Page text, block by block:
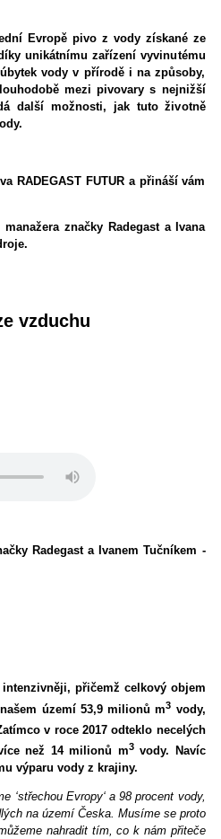
Evropě pivo z vody získané ze
unikátnímu zařízení vyvinutému
vody v přírodě i na způsoby,
mezi pivovary s nejnižší
další možnosti, jak tuto životně
RADEGAST FUTUR a přináší vám
značky Radegast a Ivana
vzduchu
Radegast a Ivanem Tučníkem -
přičemž celkový objem
území 53,9 milionů m3 vody,
v roce 2017 odteklo necelých
než 14 milionů m3vody. Navíc
výparu vody z krajiny.
‘střechou Evropy‘ a 98 procent vody,
na území Česka. Musíme se proto
nahradit tím, co k nám přiteče